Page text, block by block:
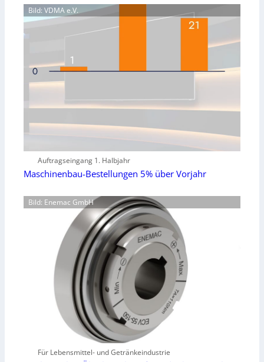
Bild: VDMA e.V.
Auftragseingang 1. Halbjahr
Maschinenbau-Bestellungen 5% über Vorjahr
Bild: Enemac GmbH
Für Lebensmittel- und Getränkeindustrie